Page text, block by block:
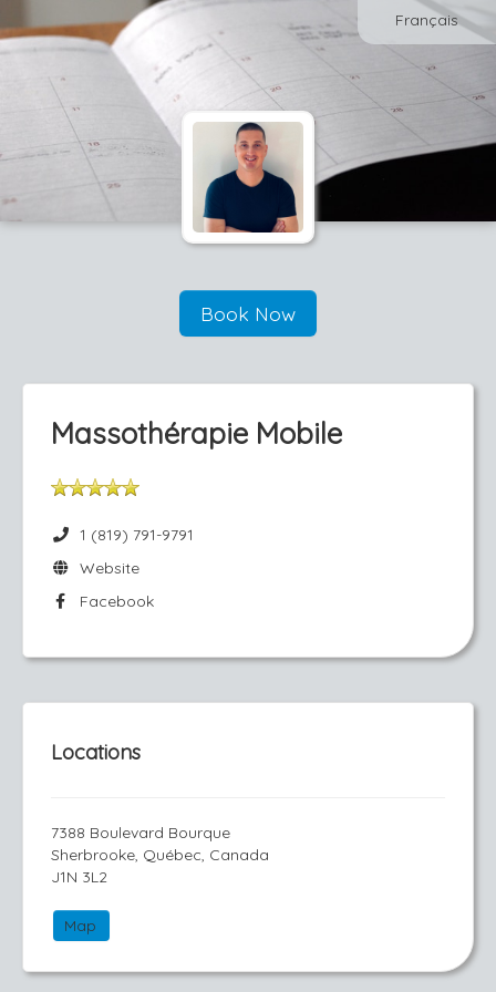
Français
Book Now
Massothérapie Mobile
1 (819) 791-9791
Website
Facebook
Locations
7388 Boulevard Bourque
Sherbrooke, Québec, Canada
J1N 3L2
Map